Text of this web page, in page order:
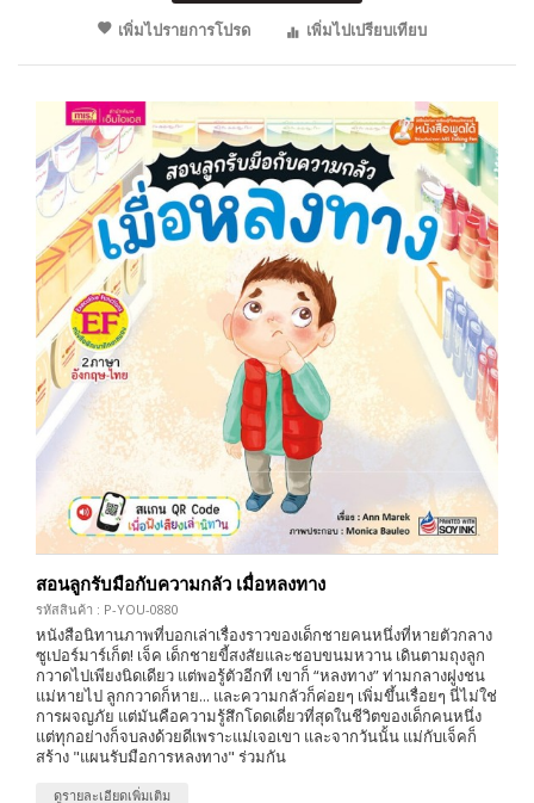
เพิ่มไปรายการโปรด
เพิ่มไปเปรียบเทียบ
สอนลูกรับมือกับความกลัว เมื่อหลงทาง
รหัสสินค้า : P-YOU-0880
หนังสือนิทานภาพที่บอกเล่าเรื่องราวของเด็กชายคนหนึ่งที่หายตัวกลาง
ซูเปอร์มาร์เก็ต! เจ็ค เด็กชายขี้สงสัยและชอบขนมหวาน เดินตามถุงลูก
กวาดไปเพียงนิดเดียว แต่พอรู้ตัวอีกที เขาก็ “หลงทาง” ท่ามกลางฝูงชน
แม่หายไป ลูกกวาดก็หาย... และความกลัวก็ค่อยๆ เพิ่มขึ้นเรื่อยๆ นี่ไม่ใช่
การผจญภัย แต่มันคือความรู้สึกโดดเดี่ยวที่สุดในชีวิตของเด็กคนหนึ่ง
แต่ทุกอย่างก็จบลงด้วยดีเพราะแม่เจอเขา และจากวันนั้น แม่กับเจ็คก็
สร้าง "แผนรับมือการหลงทาง" ร่วมกัน
ดูรายละเอียดเพิ่มเติม